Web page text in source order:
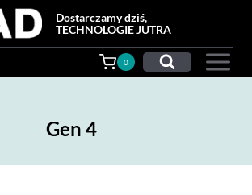
Dostarczamy dziś,
TECHNOLOGIE JUTRA
0
Gen 4